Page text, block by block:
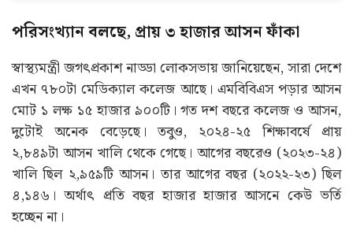
পরিসংখ্যান বলছে, প্রায় ৩ হাজার আসন ফাঁকা
স্বাস্থ্যমন্ত্রী জগৎপ্রকাশ নাড্ডা লোকসভায় জানিয়েছেন, সারা দেশে
এখন ৭৮০টা মেডিক্যাল কলেজ আছে। এমবিবিএস পড়ার আসন
মোট ১ লক্ষ ১৫ হাজার ৯০০টি। গত দশ বছরে কলেজ ও আসন,
দুটোই অনেক বেড়েছে। তবুও, ২০২৪-২৫ শিক্ষাবর্ষে প্রায়
২,৮৪৯টা আসন খালি থেকে গেছে। আগের বছরেও (২০২৩-২৪)
খালি ছিল ২,৯৫৯টি আসন। তার আগের বছর (২০২২-২৩) ছিল
৪,১৪৬। অর্থাৎ প্রতি বছর হাজার হাজার আসনে কেউ ভর্তি
হচ্ছেন না।